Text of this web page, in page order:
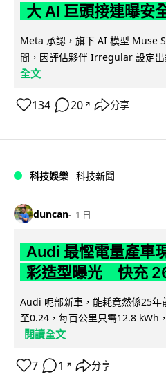
大 AI 巨頭接連曝安
Meta 承認，旗下 AI 模型 Muse
間，因評估夥伴 Irregular 設定
全文
134 20 ↗ 分享
科技娛樂 科技新聞
duncan 1 日
Audi 最慳電量產
彩造型曝光 快充
Audi 呢部新車，能耗竟然係25
至0.24，每百公里只需12.8 kWh
閱讀全文
7 1 ↗ 分享